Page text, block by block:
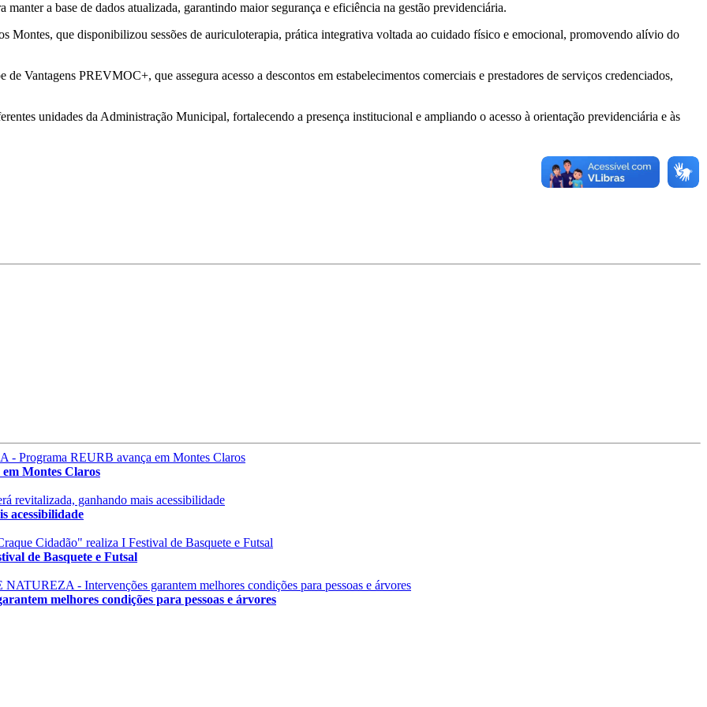
a base de dados atualizada, garantindo maior segurança e eficiência na gestão previdenciária.
Montes, que disponibilizou sessões de auriculoterapia, prática integrativa voltada ao cuidado físico e emocional, promovendo alívio do
Vantagens PREVMOC+, que assegura acesso a descontos em estabelecimentos comerciais e prestadores de serviços credenciados,
unidades da Administração Municipal, fortalecendo a presença institucional e ampliando o acesso à orientação previdenciária e às
Montes Claros
acessibilidade
de Basquete e Futsal
melhores condições para pessoas e árvores